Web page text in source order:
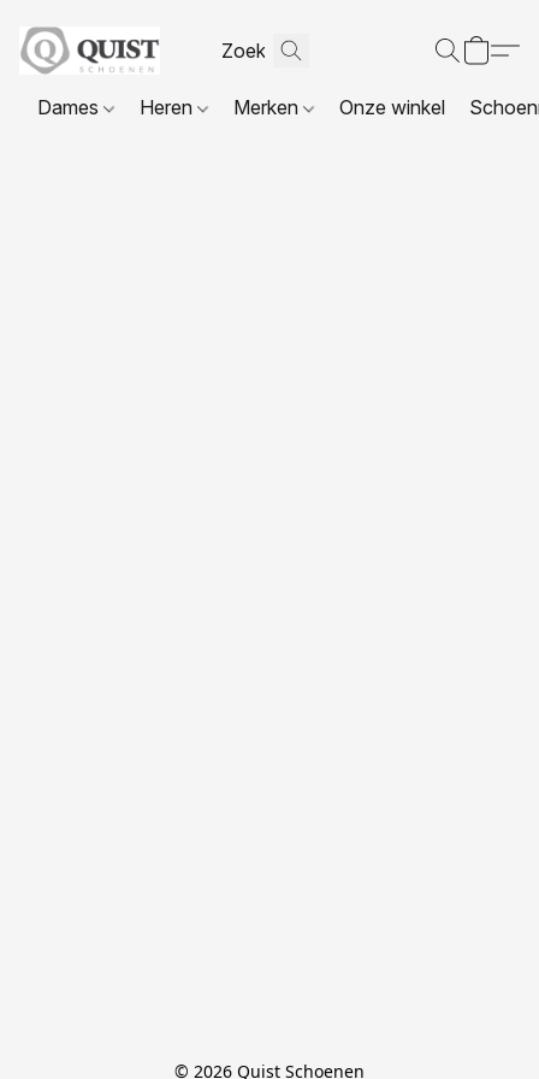
Dames Heren Merken Onze winkel
© 2026 Quist Schoenen